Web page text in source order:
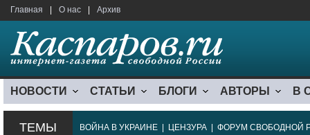
Главная О нас Архив
НОВОСТИ СТАТЬИ БЛОГИ АВТОРЫ В
ТЕМЫ ВОЙНА В УКРАИНЕ ЦЕНЗУРА ФОРУМ СВОБОДНОЙ